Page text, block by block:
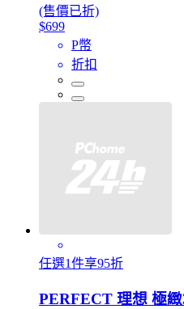
(售價已折)
$699
P幣
折扣
任選1件享95折
PERFECT 理想 極